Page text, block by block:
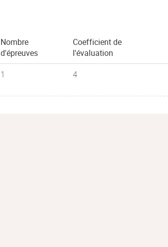
Nombre
d'épreuves
Coefficient de
l'évaluation
1 4